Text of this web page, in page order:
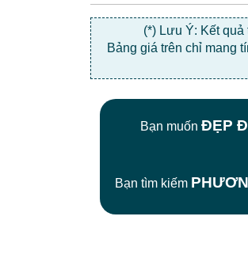
(*) Lưu Ý: Kết
Bảng giá trên chỉ mang
Bạn muốn ĐẸP
Bạn tìm kiếm